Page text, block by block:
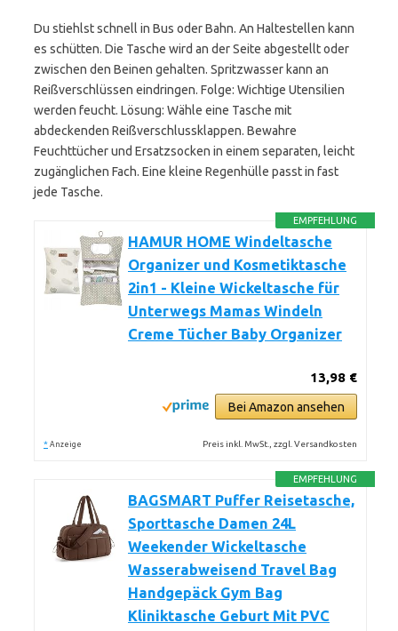
Du stiehlst schnell in Bus oder Bahn. An Haltestellen kann
es schütten. Die Tasche wird an der Seite abgestellt oder
zwischen den Beinen gehalten. Spritzwasser kann an
Reißverschlüssen eindringen. Folge: Wichtige Utensilien
werden feucht. Lösung: Wähle eine Tasche mit
abdeckenden Reißverschlussklappen. Bewahre
Feuchttücher und Ersatzsocken in einem separaten, leicht
zugänglichen Fach. Eine kleine Regenhülle passt in fast
jede Tasche.
EMPFEHLUNG
HAMUR HOME Windeltasche
Organizer und Kosmetiktasche
2in1 - Kleine Wickeltasche für
Unterwegs Mamas Windeln
Creme Tücher Baby Organizer
13,98 €
Bei Amazon ansehen
* Anzeige Preis inkl. MwSt., zzgl. Versandkosten
EMPFEHLUNG
BAGSMART Puffer Reisetasche,
Sporttasche Damen 24L
Weekender Wickeltasche
Wasserabweisend Travel Bag
Handgepäck Gym Bag
Kliniktasche Geburt Mit PVC